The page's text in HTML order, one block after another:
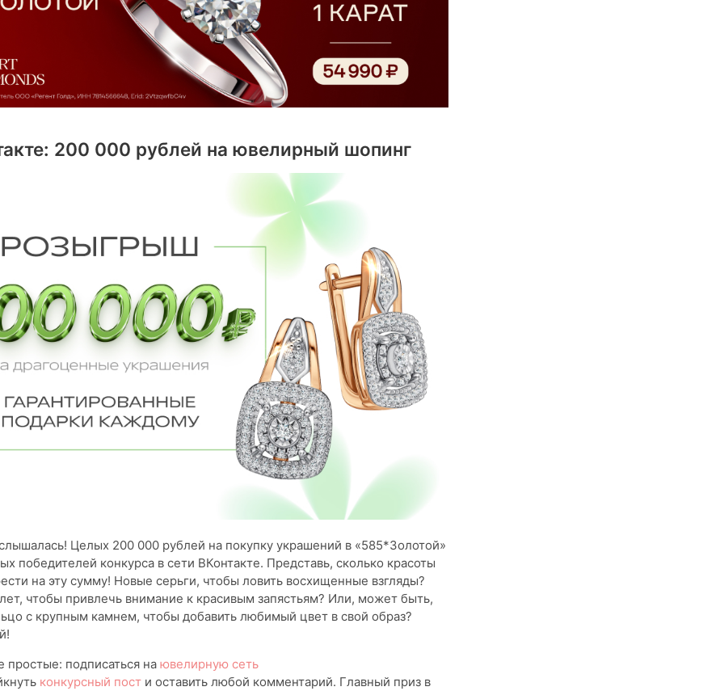
200 000 рублей на ювелирный шопинг
Целых 200 000 рублей на покупку украшений в «585*Золотой»
победителей конкурса в сети ВКонтакте. Представь, сколько красоты
на эту сумму! Новые серьги, чтобы ловить восхищенные взгляды?
чтобы привлечь внимание к красивым запястьям? Или, может быть,
с крупным камнем, чтобы добавить любимый цвет в свой образ?
простые: подписаться на ювелирную сеть
конкурсный пости оставить любой комментарий. Главный приз в